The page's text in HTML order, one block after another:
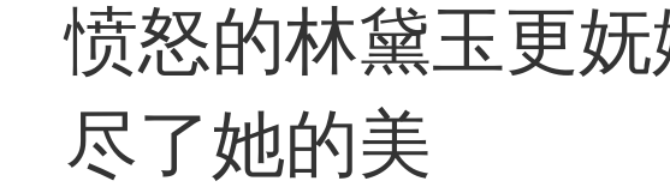
愤怒的林黛玉更
尽了她的美